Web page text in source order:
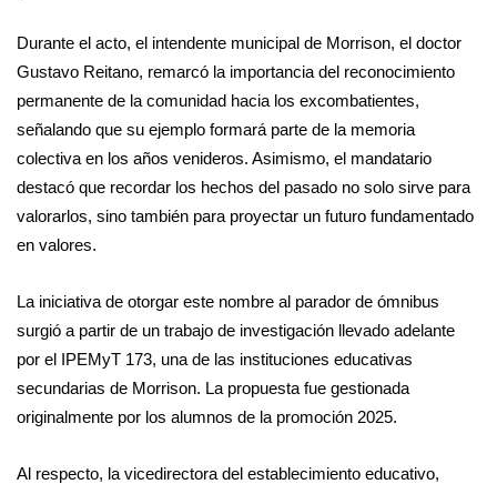
Durante el acto, el intendente municipal de Morrison, el doctor
Gustavo Reitano, remarcó la importancia del reconocimiento
permanente de la comunidad hacia los excombatientes,
señalando que su ejemplo formará parte de la memoria
colectiva en los años venideros. Asimismo, el mandatario
destacó que recordar los hechos del pasado no solo sirve para
valorarlos, sino también para proyectar un futuro fundamentado
en valores.
La iniciativa de otorgar este nombre al parador de ómnibus
surgió a partir de un trabajo de investigación llevado adelante
por el IPEMyT 173, una de las instituciones educativas
secundarias de Morrison. La propuesta fue gestionada
originalmente por los alumnos de la promoción 2025.
Al respecto, la vicedirectora del establecimiento educativo,